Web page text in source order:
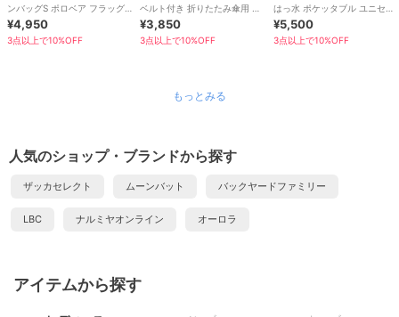
ンバッグS ポロベア フラッグ
ベア ユニセックス
¥4,950
3点以上で10%OFF
ベルト付き 折りたたみ傘用 ポ
ロポニー ロゴ ワンポイント 無
地
¥3,850
3点以上で10%OFF
はっ水 ポケッタブル ユニセッ
クス
¥5,500
3点以上で10%OFF
もっとみる
人気のショップ・ブランドから探す
ザッカセレクト ムーンバット バックヤードファミリー
LBC ナルミヤオンライン オーロラ
アイテムから探す